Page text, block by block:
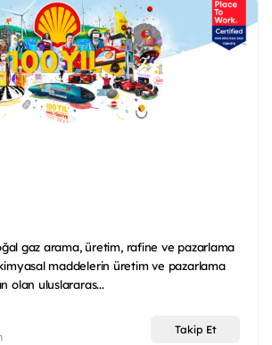
gaz arama, üretim, rafine ve pazarlama
maddelerin üretim ve pazarlama
olan uluslararas...
Takip Et